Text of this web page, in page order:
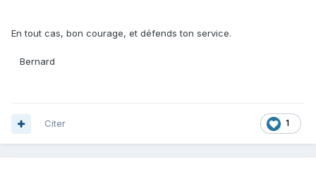
En tout cas, bon courage, et défends ton service.
Bernard
1
Citer